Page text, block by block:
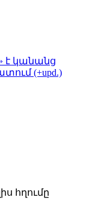
է կանանց
(+upd.)
հղումը